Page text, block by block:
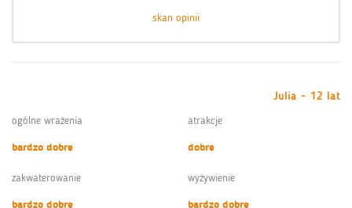
skan opinii
Julia - 12 lat
ogólne wrażenia
bardzo dobre
atrakcje
dobre
zakwaterowanie
bardzo dobre
wyżywienie
bardzo dobre